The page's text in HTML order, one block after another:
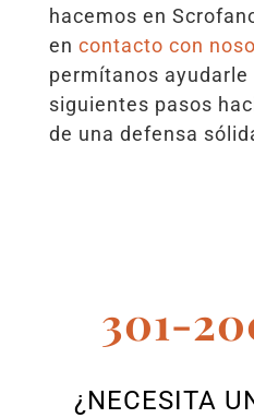
hacemos en
en contacto con
permítanos ayudarle
siguientes pasos
de una defensa
301-
¿NECESITA